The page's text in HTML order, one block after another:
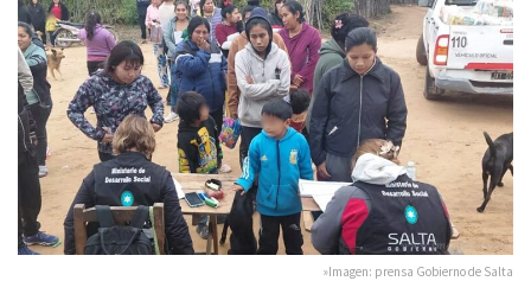
»Imagen: prensa Gobierno de Salta